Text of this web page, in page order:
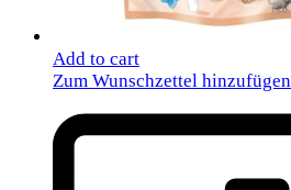
Add to cart
Zum Wunschzettel hinzufügen